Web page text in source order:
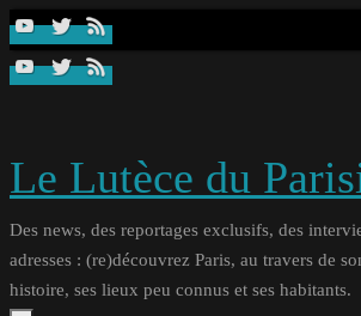
Passer
contenu
Le Lutèce du
Des news, des reportages exclusifs, des
adresses : (re)découvrez Paris, au travers de
histoire, ses lieux peu connus et ses habitants.